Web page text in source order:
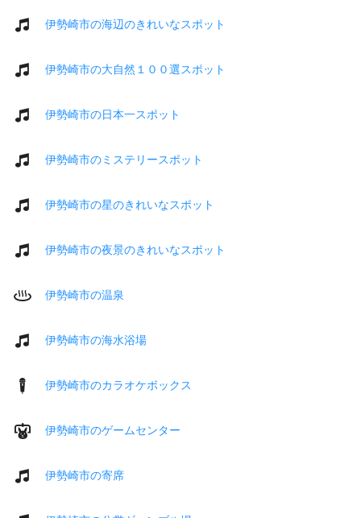
伊勢崎市の海辺のきれいなスポット
伊勢崎市の大自然１００選スポット
伊勢崎市の日本一スポット
伊勢崎市のミステリースポット
伊勢崎市の星のきれいなスポット
伊勢崎市の夜景のきれいなスポット
伊勢崎市の温泉
伊勢崎市の海水浴場
伊勢崎市のカラオケボックス
伊勢崎市のゲームセンター
伊勢崎市の寄席